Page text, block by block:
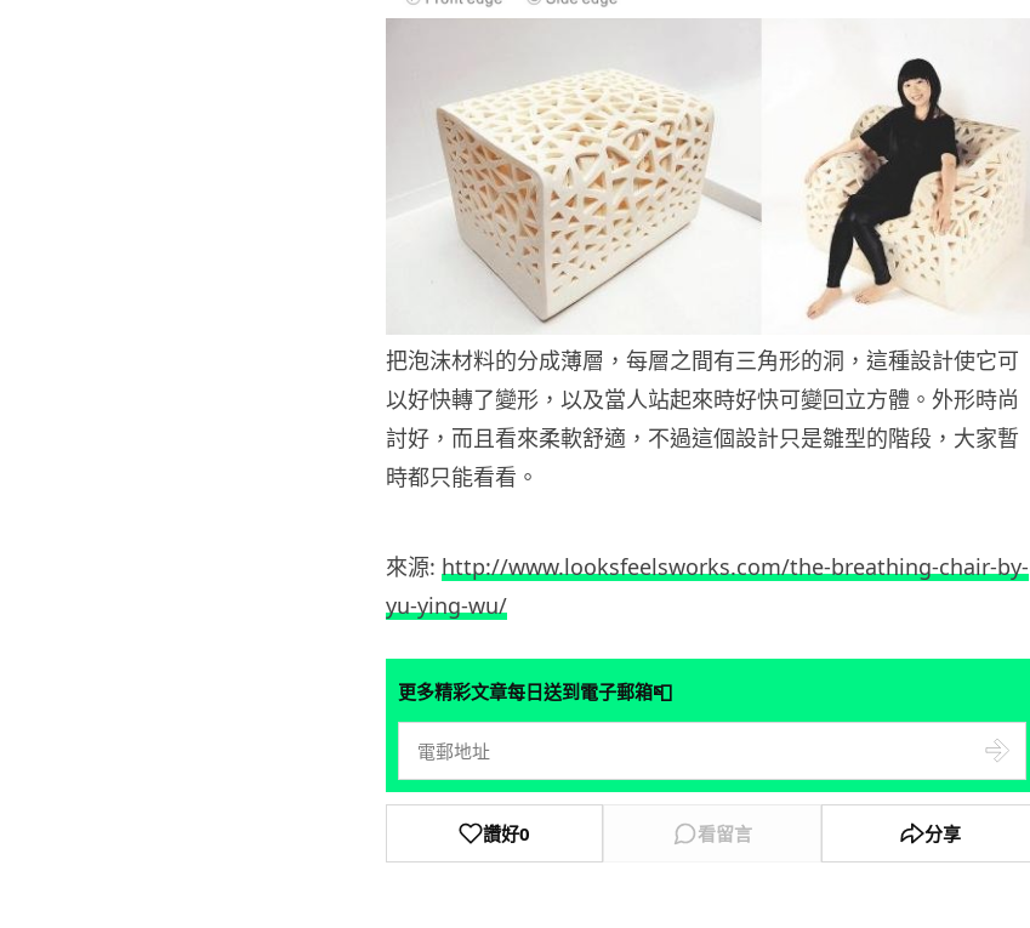
把泡沫材料的分成薄層，每層之間有三角形的洞，這種設計使它可
以好快轉了變形，以及當人站起來時好快可變回立方體。外形時尚
討好，而且看來柔軟舒適，不過這個設計只是雛型的階段，大家暫
時都只能看看。
來源: http://www.looksfeelsworks.com/the-breathing-chair-by-
yu-ying-wu/
更多精彩文章每日送到電子郵箱📮
讚好0 看留言 分享